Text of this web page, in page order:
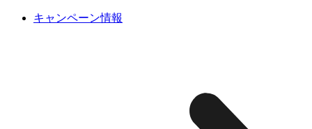
キャンペーン情報